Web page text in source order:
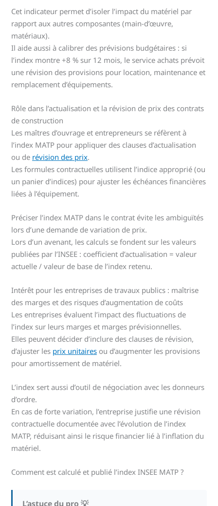
Cet indicateur permet d’isoler l’impact du matériel par
rapport aux autres composantes (main-d’œuvre,
matériaux).
Il aide aussi à calibrer des prévisions budgétaires : si
l’index montre +8 % sur 12 mois, le service achats prévoit
une révision des provisions pour location, maintenance et
remplacement d’équipements.
Rôle dans l’actualisation et la révision de prix des contrats
de construction
Les maîtres d’ouvrage et entrepreneurs se réfèrent à
l’index MATP pour appliquer des clauses d’actualisation
ou de révision des prix.
Les formules contractuelles utilisent l’indice approprié (ou
un panier d’indices) pour ajuster les échéances financières
liées à l’équipement.
Préciser l’index MATP dans le contrat évite les ambiguïtés
lors d’une demande de variation de prix.
Lors d’un avenant, les calculs se fondent sur les valeurs
publiées par l’INSEE : coefficient d’actualisation = valeur
actuelle / valeur de base de l’index retenu.
Intérêt pour les entreprises de travaux publics : maîtrise
des marges et des risques d’augmentation de coûts
Les entreprises évaluent l’impact des fluctuations de
l’index sur leurs marges et marges prévisionnelles.
Elles peuvent décider d’inclure des clauses de révision,
d’ajuster les prix unitaires ou d’augmenter les provisions
pour amortissement de matériel.
L’index sert aussi d’outil de négociation avec les donneurs
d’ordre.
En cas de forte variation, l’entreprise justifie une révision
contractuelle documentée avec l’évolution de l’index
MATP, réduisant ainsi le risque financier lié à l’inflation du
matériel.
Comment est calculé et publié l’index INSEE MATP ?
L’astuce du pro 💡